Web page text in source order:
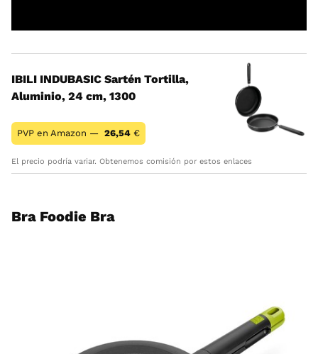
IBILI INDUBASIC Sartén Tortilla,
Aluminio, 24 cm, 1300
PVP en Amazon — 26,54 €
El precio podría variar. Obtenemos comisión por estos enlaces
Bra Foodie Bra